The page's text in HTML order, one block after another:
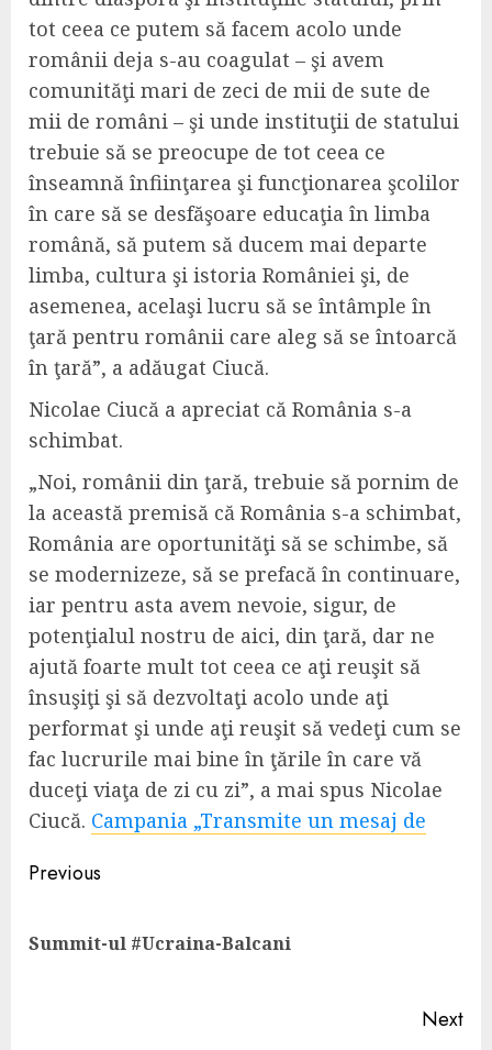
tot ceea ce putem să facem acolo unde
românii deja s-au coagulat – şi avem
comunităţi mari de zeci de mii de sute de
mii de români – şi unde instituţii de statului
trebuie să se preocupe de tot ceea ce
înseamnă înfiinţarea şi funcţionarea şcolilor
în care să se desfăşoare educaţia în limba
română, să putem să ducem mai departe
limba, cultura şi istoria României şi, de
asemenea, acelaşi lucru să se întâmple în
ţară pentru românii care aleg să se întoarcă
în ţară”, a adăugat Ciucă.
Nicolae Ciucă a apreciat că România s-a
schimbat.
„Noi, românii din ţară, trebuie să pornim de
la această premisă că România s-a schimbat,
România are oportunităţi să se schimbe, să
se modernizeze, să se prefacă în continuare,
iar pentru asta avem nevoie, sigur, de
potenţialul nostru de aici, din ţară, dar ne
ajută foarte mult tot ceea ce aţi reuşit să
însuşiţi şi să dezvoltaţi acolo unde aţi
performat şi unde aţi reuşit să vedeţi cum se
fac lucrurile mai bine în ţările în care vă
duceţi viaţa de zi cu zi”, a mai spus Nicolae
Ciucă. Campania „Transmite un mesaj de
Continue
Previous
Summit-ul #Ucraina-Balcani
Next